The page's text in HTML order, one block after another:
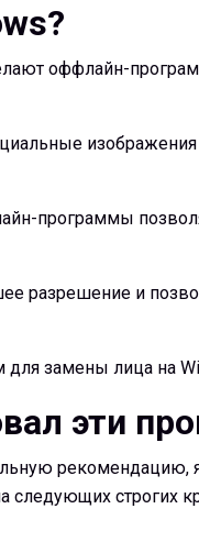
оффлайн-
программы
разрешение и
замены лица на
эти
рекомендацию,
следующих строгих